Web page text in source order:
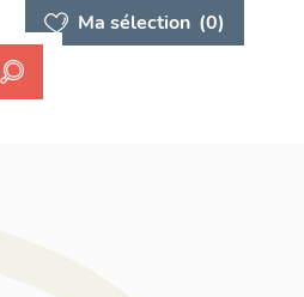
Ma sélection (0)